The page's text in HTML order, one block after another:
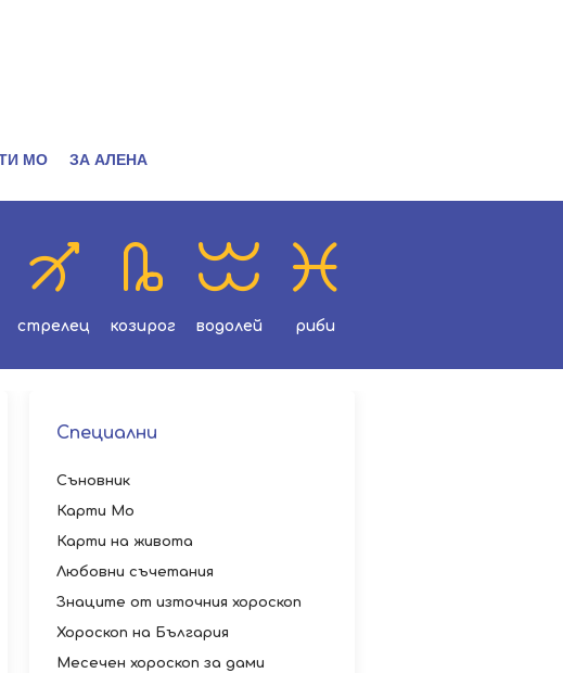
МО ЗА АЛЕНА
стрелец козирог водолей риби
Специални
Съновник
Карти Мо
Карти на живота
Любовни съчетания
Знаците от източния хороскоп
Хороскоп на България
Месечен хороскоп за дами